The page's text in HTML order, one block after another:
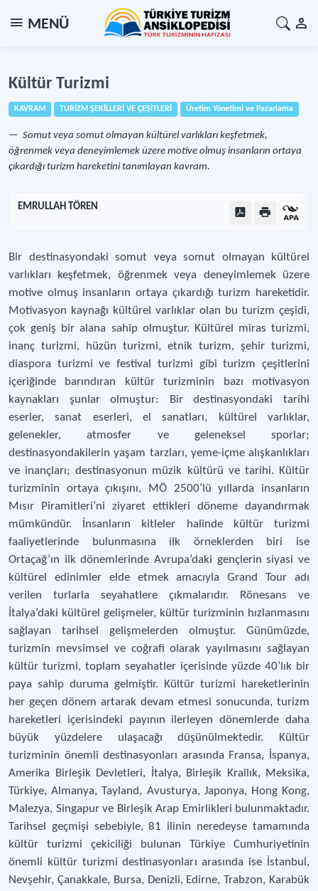
MENÜ
Kültür Turizmi
KAVRAM TURİZM ŞEKİLLERİ VE ÇEŞİTLERİ Üretim Yönetimi ve Pazarlama
Somut veya somut olmayan kültürel varlıkları keşfetmek,
öğrenmek veya deneyimlemek üzere motive olmuş insanların ortaya
çıkardığı turizm hareketini tanımlayan kavram.
EMRULLAH TÖREN
Bir destinasyondaki somut veya somut olmayan kültürel
varlıkları keşfetmek, öğrenmek veya deneyimlemek üzere
motive olmuş insanların ortaya çıkardığı turizm hareketidir.
Motivasyon kaynağı kültürel varlıklar olan bu turizm çeşidi,
çok geniş bir alana sahip olmuştur. Kültürel miras turizmi,
inanç turizmi, hüzün turizmi, etnik turizm, şehir turizmi,
diaspora turizmi ve festival turizmi gibi turizm çeşitlerini
içeriğinde barındıran kültür turizminin bazı motivasyon
kaynakları şunlar olmuştur: Bir destinasyondaki tarihi
eserler, sanat eserleri, el sanatları, kültürel varlıklar,
gelenekler, atmosfer ve geleneksel sporlar;
destinasyondakilerin yaşam tarzları, yeme-içme alışkanlıkları
ve inançları; destinasyonun müzik kültürü ve tarihi. Kültür
turizminin ortaya çıkışını, MÖ 2500’lü yıllarda insanların
Mısır Piramitleri’ni ziyaret ettikleri döneme dayandırmak
mümkündür. İnsanların kitleler halinde kültür turizmi
faaliyetlerinde bulunmasına ilk örneklerden biri ise
Ortaçağ’ın ilk dönemlerinde Avrupa’daki gençlerin siyasi ve
kültürel edinimler elde etmek amacıyla Grand Tour adı
verilen turlarla seyahatlere çıkmalarıdır. Rönesans ve
İtalya’daki kültürel gelişmeler, kültür turizminin hızlanmasını
sağlayan tarihsel gelişmelerden olmuştur. Günümüzde,
turizmin mevsimsel ve coğrafi olarak yayılmasını sağlayan
kültür turizmi, toplam seyahatler içerisinde yüzde 40’lık bir
paya sahip duruma gelmiştir. Kültür turizmi hareketlerinin
her geçen dönem artarak devam etmesi sonucunda, turizm
hareketleri içerisindeki payının ilerleyen dönemlerde daha
büyük yüzdelere ulaşacağı düşünülmektedir. Kültür
turizminin önemli destinasyonları arasında Fransa, İspanya,
Amerika Birleşik Devletleri, İtalya, Birleşik Krallık, Meksika,
Türkiye, Almanya, Tayland, Avusturya, Japonya, Hong Kong,
Malezya, Singapur ve Birleşik Arap Emirlikleri bulunmaktadır.
Tarihsel geçmişi sebebiyle, 81 ilinin neredeyse tamamında
kültür turizmi çekiciliği bulunan Türkiye Cumhuriyetinin
önemli kültür turizmi destinasyonları arasında ise İstanbul,
Nevşehir, Çanakkale, Bursa, Denizli, Edirne, Trabzon, Karabük